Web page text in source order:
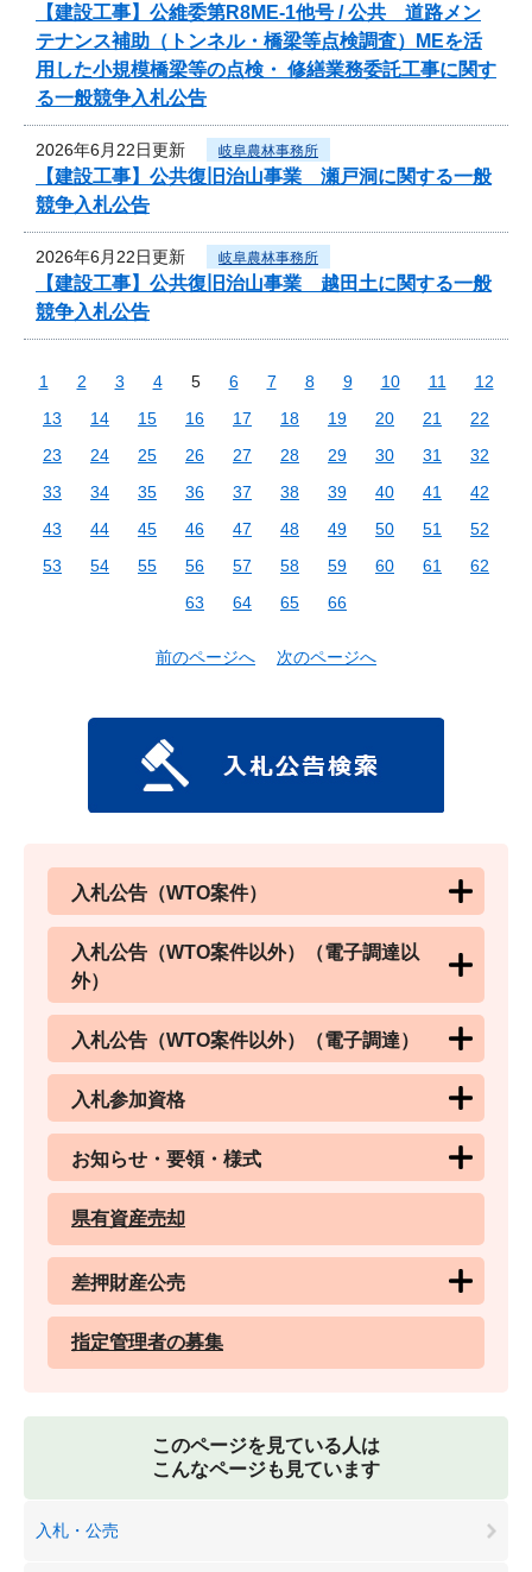
【建設工事】公維委第R8ME-1他号 / 公共 道路メン
テナンス補助（トンネル・橋梁等点検調査）MEを活
用した小規模橋梁等の点検・ 修繕業務委託工事に関す
る一般競争入札公告
2026年6月22日更新 岐阜農林事務所
【建設工事】公共復旧治山事業 瀬戸洞に関する一般
競争入札公告
2026年6月22日更新 岐阜農林事務所
【建設工事】公共復旧治山事業 越田土に関する一般
競争入札公告
1 2 3 4 5 6 7 8 9 10 11
12
13
14 15 16 17 18 19 20 21
22
23
24 25 26 27 28 29 30 31
32
33
34 35 36 37 38 39 40 41
42
43
44 45 46 47 48 49 50 51
52
53
54 55 56 57 58 59 60 61
62
63
64 65 66
前のページへ 次のページへ
入札公告（WTO案件）
入札公告（WTO案件以外）（電子調達以
外）
入札公告（WTO案件以外）（電子調達）
入札参加資格
お知らせ・要領・様式
県有資産売却
差押財産公売
指定管理者の募集
このページを見ている人は
こんなページも見ています
入札・公売